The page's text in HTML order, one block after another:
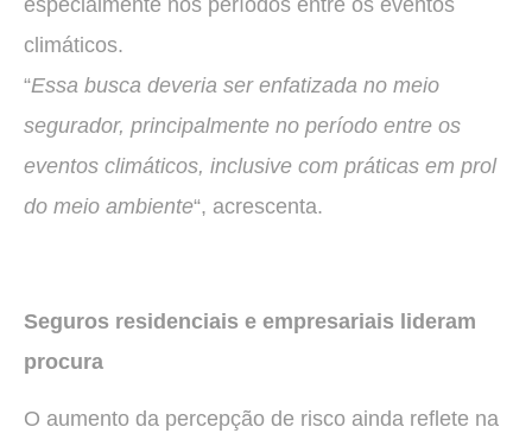
climáticos.
“Essa busca deveria ser enfatizada no meio
segurador, principalmente no período entre os
eventos climáticos, inclusive com práticas em prol
do meio ambiente“, acrescenta.
Seguros residenciais e empresariais lideram
procura
O aumento da percepção de risco ainda reflete na